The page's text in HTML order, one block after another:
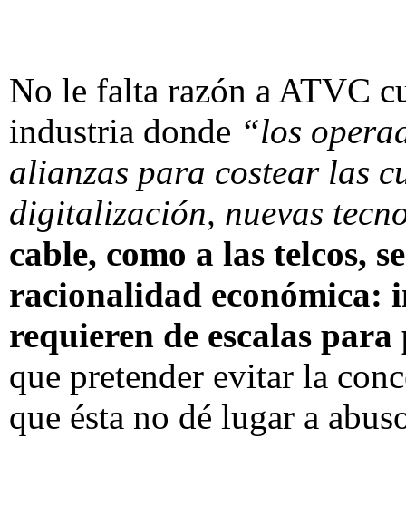
No le falta razón a ATVC
industria donde “los
alianzas para costear las
digitalización, nuevas
cable, como a las telcos,
racionalidad económica:
requieren de escalas
que pretender evitar la
que ésta no dé lugar a